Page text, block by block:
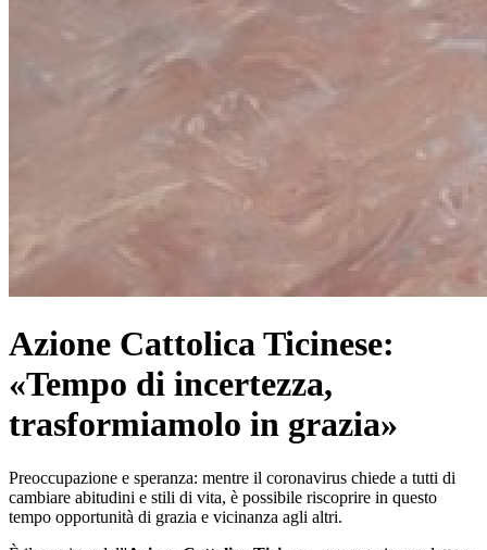
Azione Cattolica Ticinese:
«Tempo di incertezza,
trasformiamolo in grazia»
Preoccupazione e speranza: mentre il coronavirus chiede a tutti di
cambiare abitudini e stili di vita, è possibile riscoprire in questo
tempo opportunità di grazia e vicinanza agli altri.